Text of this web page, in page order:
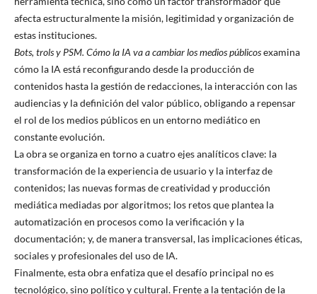
afecta estructuralmente la misión, legitimidad y organización de
estas instituciones.
Bots, trols y PSM. Cómo la IA va a cambiar los medios públicosexamina
cómo la IA está reconfigurando desde la producción de
contenidos hasta la gestión de redacciones, la interacción con las
audiencias y la definición del valor público, obligando a repensar
el rol de los medios públicos en un entorno mediático en
constante evolución.
La obra se organiza en torno a cuatro ejes analíticos clave: la
transformación de la experiencia de usuario y la interfaz de
contenidos; las nuevas formas de creatividad y producción
mediática mediadas por algoritmos; los retos que plantea la
automatización en procesos como la verificación y la
documentación; y, de manera transversal, las implicaciones éticas,
sociales y profesionales del uso de IA.
Finalmente, esta obra enfatiza que el desafío principal no es
tecnológico, sino político y cultural. Frente a la tentación de la